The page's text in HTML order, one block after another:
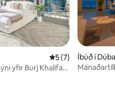
5 af 5 í
5 (7)
yfir Burj Khalifa
Íbúð í